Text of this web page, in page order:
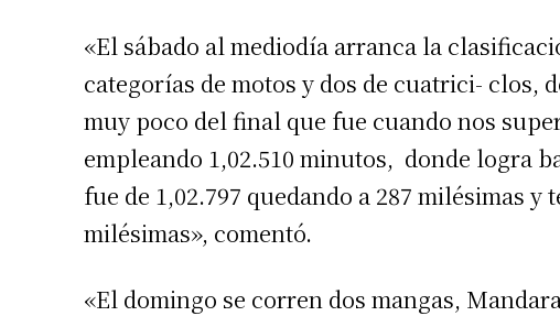
«El sábado al mediodía arranca la
categorías de motos y dos de cuatrici- clos,
muy poco del final que fue cuando nos
empleando 1,02.510 minutos, donde logra
fue de 1,02.797 quedando a 287 milésimas
milésimas», comentó.
«El domingo se corren dos mangas,